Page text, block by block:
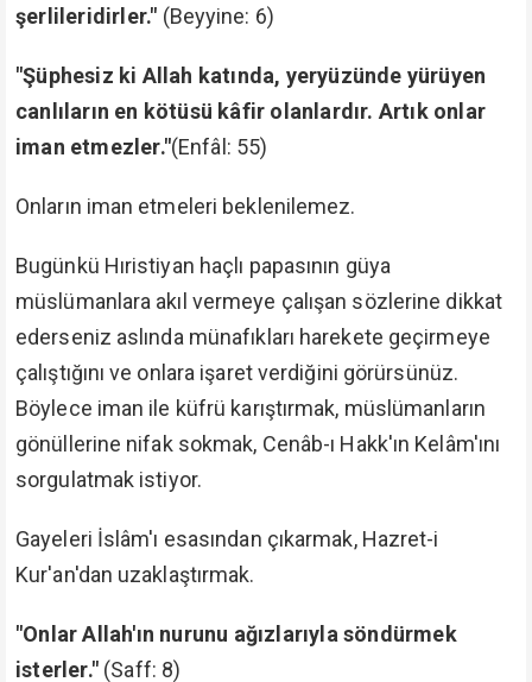
şerlileridirler." (Beyyine: 6)
"Şüphesiz ki Allah katında, yeryüzünde yürüyen
canlıların en kötüsü kâfir olanlardır. Artık onlar
iman etmezler."(Enfâl: 55)
Onların iman etmeleri beklenilemez.
Bugünkü Hıristiyan haçlı papasının güya
müslümanlara akıl vermeye çalışan sözlerine dikkat
ederseniz aslında münafıkları harekete geçirmeye
çalıştığını ve onlara işaret verdiğini görürsünüz.
Böylece iman ile küfrü karıştırmak, müslümanların
gönüllerine nifak sokmak, Cenâb-ı Hakk'ın Kelâm'ını
sorgulatmak istiyor.
Gayeleri İslâm'ı esasından çıkarmak, Hazret-i
Kur'an'dan uzaklaştırmak.
"Onlar Allah'ın nurunu ağızlarıyla söndürmek
isterler." (Saff: 8)